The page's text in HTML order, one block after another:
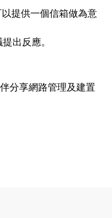
提供一個信箱做為意
出反應。
分享網路管理及建置